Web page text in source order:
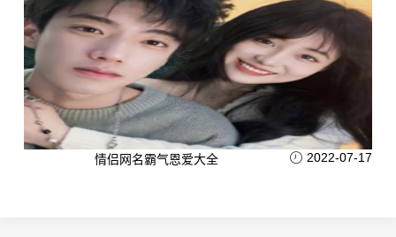
情侣网名霸气恩爱大全 2022-07-17